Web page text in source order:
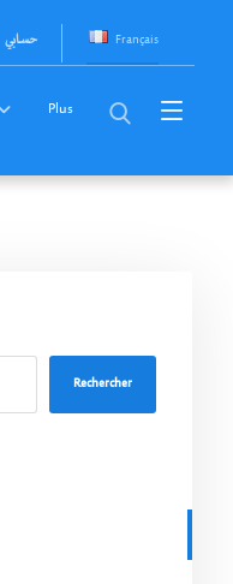
Français حسابي
Plus
Rechercher